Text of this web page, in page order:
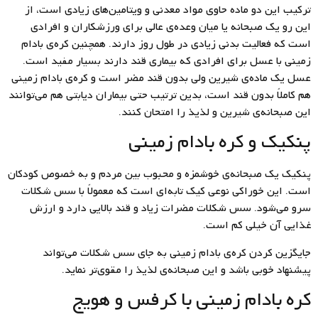
ترکیب این دو ماده حاوی مواد معدنی و ویتامین‌های زیادی است، از
این رو یک صبحانه یا میان وعده‌ی عالی برای ورزشکاران و افرادی
است که فعالیت بدنی زیادی در طول روز دارند. همچنین کره‌ی بادام
زمینی با عسل برای افرادی که بیماری قند دارند بسیار مفید است.
عسل یک ماده‌ی شیرین ولی بدون قند مضر است و کره‌ی بادام زمینی
هم کاملاً بدون قند است، بدین ترتیب حتی بیماران دیابتی هم می‌توانند
این صبحانه‌ی شیرین و لذیذ را امتحان کنند.
پنکیک و کره بادام زمینی
پنکیک یک صبحانه‌ی خوشمزه و محبوب بین مردم و به خصوص کودکان
است. این خوراکی نوعی کیک تابه‌ای است که معمولاً با سس شکلات
سرو می‌شود. سس شکلات مضرات زیاد و قند بالایی دارد و ارزش
غذایی آن خیلی کم است.
جایگزین کردن کره‌ی بادام زمینی به جای سس شکلات می‌تواند
پیشنهاد خوبی باشد و این صبحانه‌ی لذیذ را مقوی‌تر نماید.
کره بادام زمینی با کرفس و هویج